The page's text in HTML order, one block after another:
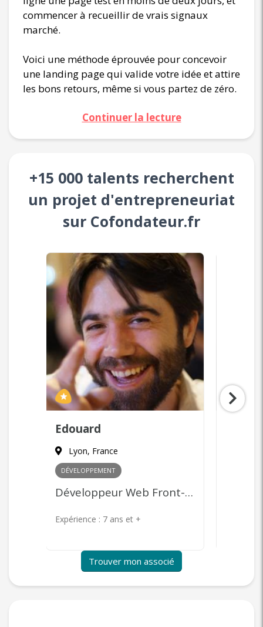
commencer à recueillir de vrais signaux
marché.
Voici une méthode éprouvée pour concevoir
une landing page qui valide votre idée et attire
les bons retours, même si vous partez de zéro.
Continuer la lecture
+15 000 talents recherchent
un projet d'entrepreneuriat
sur Cofondateur.fr
Laurent
Paris, France
MARKETING + 1
Expérience : 7 ans et +
Trouver mon associé